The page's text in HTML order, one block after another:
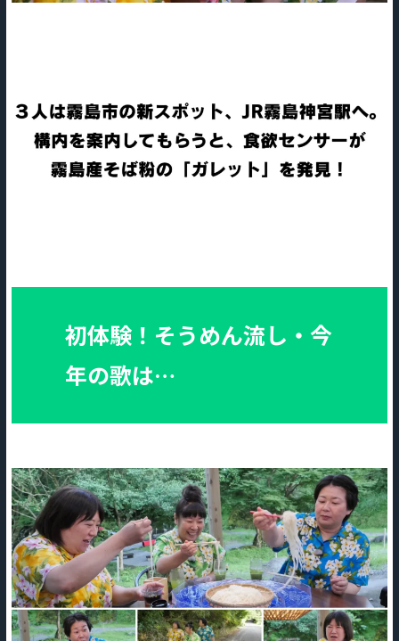
初体験！そうめん流し・今
年の歌は…